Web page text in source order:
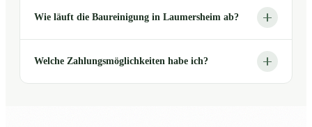
Wie läuft die Baureinigung in Laumersheim ab?
Welche Zahlungsmöglichkeiten habe ich?